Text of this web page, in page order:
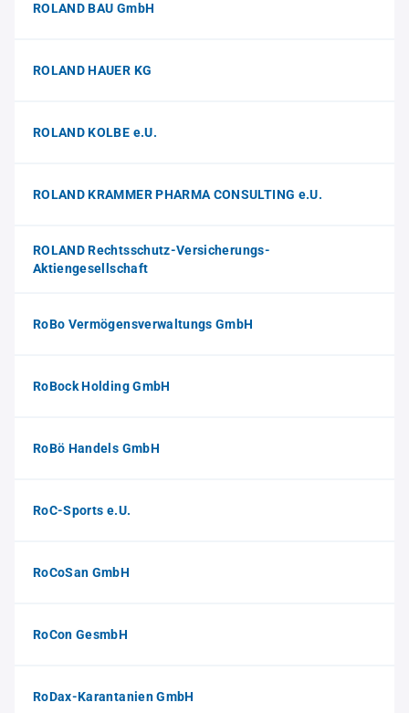
ROLAND BAU GmbH
ROLAND HAUER KG
ROLAND KOLBE e.U.
ROLAND KRAMMER PHARMA CONSULTING e.U.
ROLAND Rechtsschutz-Versicherungs-
Aktiengesellschaft
RoBo Vermögensverwaltungs GmbH
RoBock Holding GmbH
RoBö Handels GmbH
RoC-Sports e.U.
RoCoSan GmbH
RoCon GesmbH
RoDax-Karantanien GmbH